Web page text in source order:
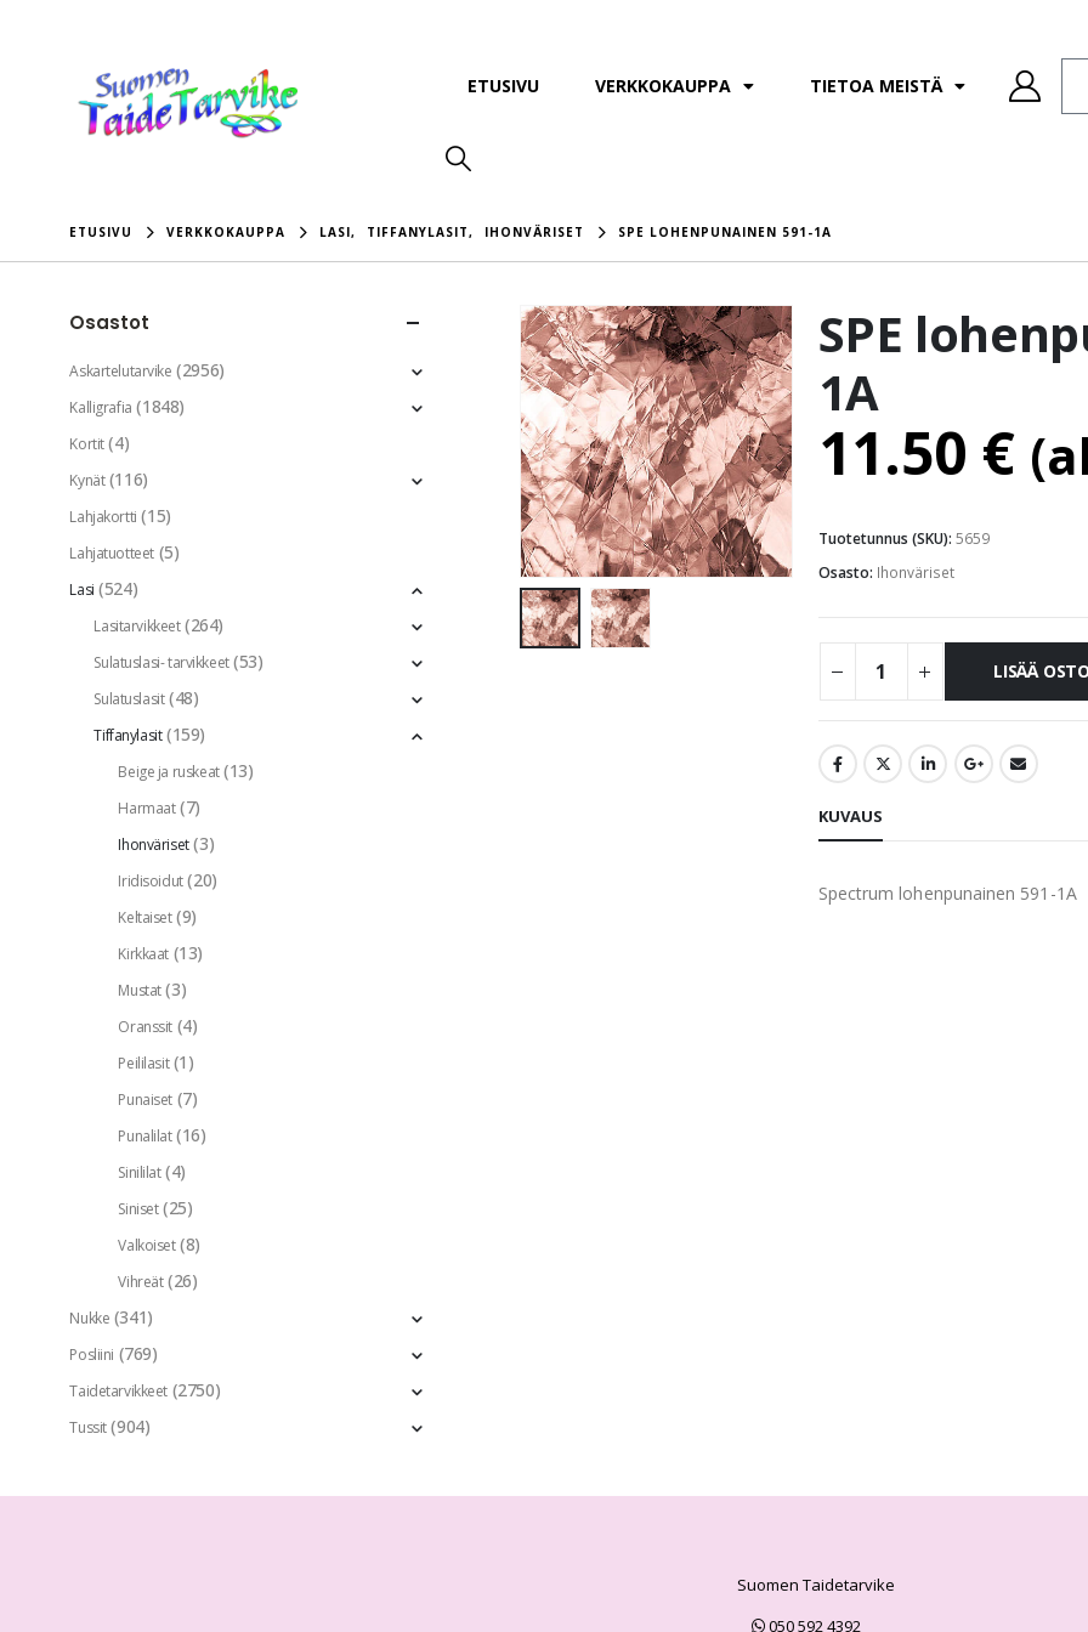
ETUSIVU VERKKOKAUPPA TIETOA MEISTÄ
ETUSIVU VERKKOKAUPPA LASI, TIFFANYLASIT, IHONVÄRISET SPE LOHENPUNAINEN 591-1A
SPE
1A
11.50 €
Tuotetunnus (SKU): 5659
Osasto: Ihonväriset
LISÄÄ
KUVAUS
Spectrum lohenpunainen 591-1A
Osastot
Askartelutarvike (2956)
Kalligrafia (1848)
Kortit (4)
Kynät (116)
Lahjakortti (15)
Lahjatuotteet (5)
Lasi (524)
Lasitarvikkeet (264)
Sulatuslasi- tarvikkeet (53)
Sulatuslasit (48)
Tiffanylasit (159)
Beige ja ruskeat (13)
Harmaat (7)
Ihonväriset (3)
Iridisoidut (20)
Keltaiset (9)
Kirkkaat (13)
Mustat (3)
Oranssit (4)
Peililasit (1)
Punaiset (7)
Punalilat (16)
Sinililat (4)
Siniset (25)
Valkoiset (8)
Vihreät (26)
Nukke (341)
Posliini (769)
Taidetarvikkeet (2750)
Tussit (904)
Suomen Taidetarvike
050 592 4392